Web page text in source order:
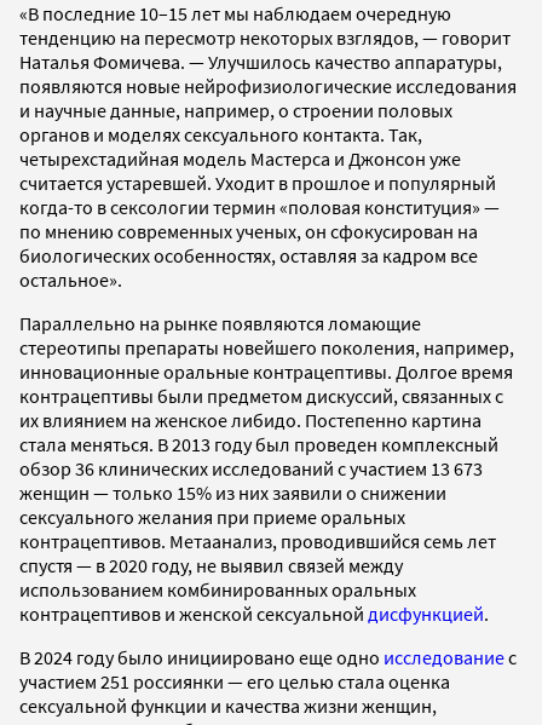
«В последние 10–15 лет мы наблюдаем очередную
тенденцию на пересмотр некоторых взглядов, — говорит
Наталья Фомичева. — Улучшилось качество аппаратуры,
появляются новые нейрофизиологические исследования
и научные данные, например, о строении половых
органов и моделях сексуального контакта. Так,
четырехстадийная модель Мастерса и Джонсон уже
считается устаревшей. Уходит в прошлое и популярный
когда-то в сексологии термин «половая конституция» —
по мнению современных ученых, он сфокусирован на
биологических особенностях, оставляя за кадром все
остальное».
Параллельно на рынке появляются ломающие
стереотипы препараты новейшего поколения, например,
инновационные оральные контрацептивы. Долгое время
контрацептивы были предметом дискуссий, связанных с
их влиянием на женское либидо. Постепенно картина
стала меняться. В 2013 году был проведен комплексный
обзор 36 клинических исследований с участием 13 673
женщин — только 15% из них заявили о снижении
сексуального желания при приеме оральных
контрацептивов. Метаанализ, проводившийся семь лет
спустя — в 2020 году, не выявил связей между
использованием комбинированных оральных
контрацептивов и женской сексуальной дисфункцией.
В 2024 году было инициировано еще одно исследованиес
участием 251 россиянки — его целью стала оценка
сексуальной функции и качества жизни женщин,